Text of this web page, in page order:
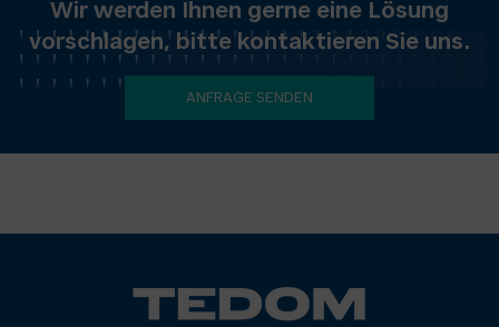
Wir werden Ihnen gerne eine Lösung
vorschlagen, bitte kontaktieren Sie uns.
ANFRAGE SENDEN